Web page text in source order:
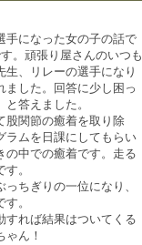
手になった女の子の話で
。頑張り屋さんのいつも
、リレーの選手になり
ました。回答に少し困っ
答えました。
股関節の癒着を取り除
ラムを日課にしてもらい
の中での癒着です。走る
。
ちぎりの一位になり、
。
すれば結果はついてくる
ん！